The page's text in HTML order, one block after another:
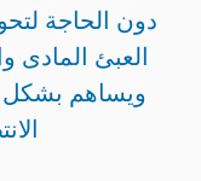
دون الحاجة
العبئ
ويساهم بشكل